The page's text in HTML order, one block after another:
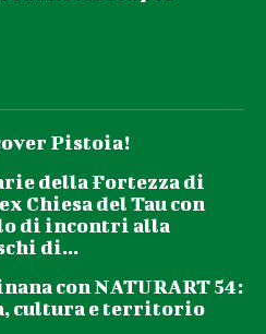
Pistoia!
della Fortezza di
Chiesa del Tau con
di incontri alla
di...
con NATURART 54:
cultura e territorio